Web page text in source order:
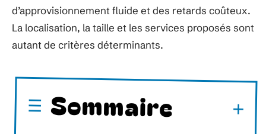
d’approvisionnement fluide et des retards coûteux.
La localisation, la taille et les services proposés sont
autant de critères déterminants.
Sommaire